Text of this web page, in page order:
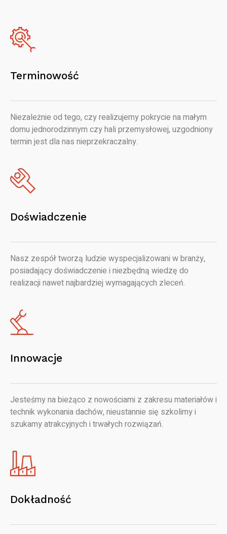
Terminowość
Niezależnie od tego, czy realizujemy pokrycie na małym
domu jednorodzinnym czy hali przemysłowej, uzgodniony
termin jest dla nas nieprzekraczalny.
Doświadczenie
Nasz zespół tworzą ludzie wyspecjalizowani w branży,
posiadający doświadczenie i niezbędną wiedzę do
realizacji nawet najbardziej wymagających zleceń.
Innowacje
Jesteśmy na bieżąco z nowościami z zakresu materiałów i
technik wykonania dachów, nieustannie się szkolimy i
szukamy atrakcyjnych i trwałych rozwiązań.
Dokładność